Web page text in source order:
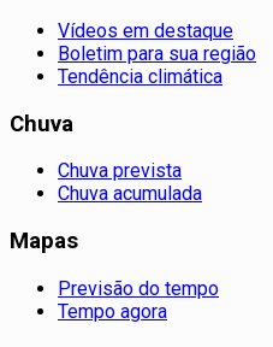
Vídeos em destaque
Boletim para sua região
Tendência climática
Chuva
Chuva prevista
Chuva acumulada
Mapas
Previsão do tempo
Tempo agora